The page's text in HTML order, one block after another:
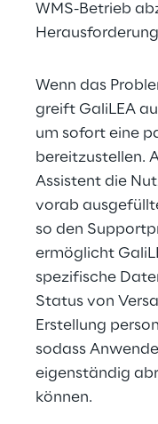
WMS-Betrieb
Wenn das
greift GaliLEA
um sofort eine
bereitzustellen.
Assistent die
vorab
so den
ermöglicht
spezifische
Status von
Erstellung
sodass
eigenständig
können.